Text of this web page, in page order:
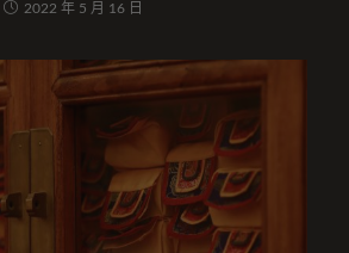
2022 年 5 月 16 日